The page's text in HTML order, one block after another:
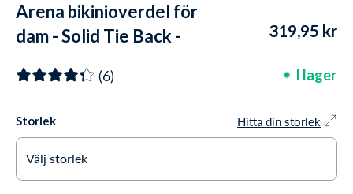
Arena bikinioverdel för
dam - Solid Tie Back -
319,95 kr
(6) I lager
Storlek Hitta din storlek
Välj storlek